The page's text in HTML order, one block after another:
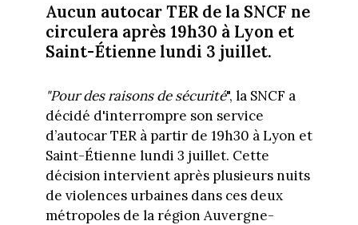
Aucun autocar TER de la SNCF ne
circulera après 19h30 à Lyon et
Saint-Étienne lundi 3 juillet.
"Pour des raisons de sécurité", la SNCF a
décidé d'interrompre son service
d’autocar TER à partir de 19h30 à Lyon et
Saint-Étienne lundi 3 juillet. Cette
décision intervient après plusieurs nuits
de violences urbaines dans ces deux
métropoles de la région Auvergne-